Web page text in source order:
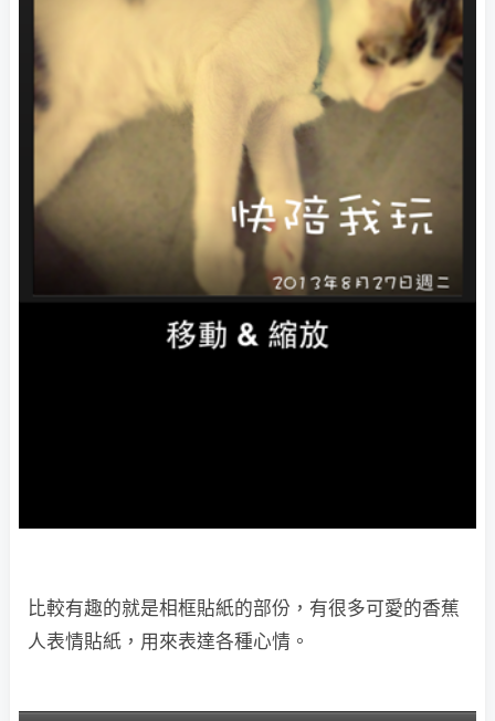
比較有趣的就是相框貼紙的部份，有很多可愛的香蕉
人表情貼紙，用來表達各種心情。